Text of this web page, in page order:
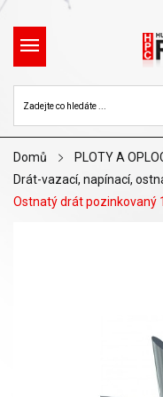
Domů PLOTY A
Drát-vazací, napínací,
Ostnatý drát pozinkovaný